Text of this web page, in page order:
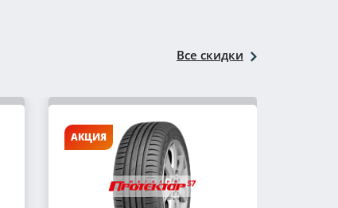
Все скидки
АКЦИЯ